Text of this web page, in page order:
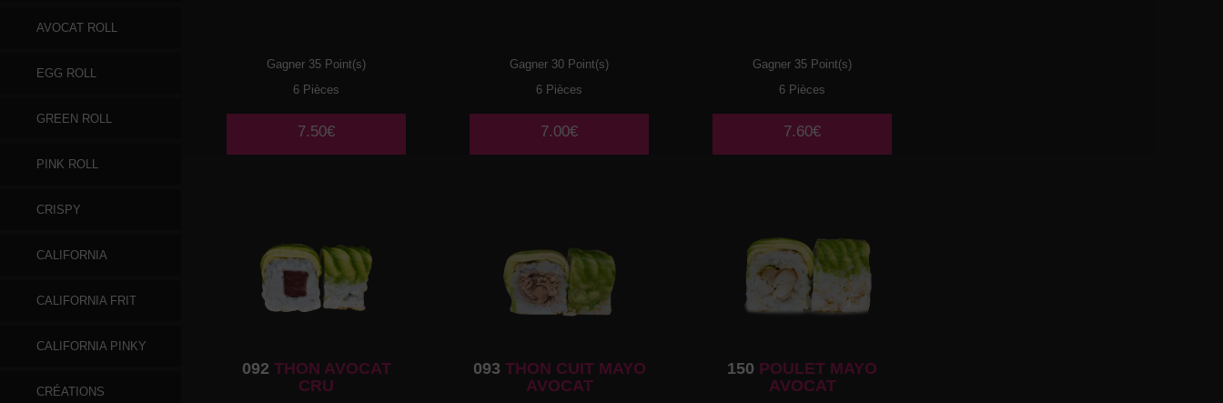
AVOCAT ROLL
EGG ROLL
GREEN ROLL
PINK ROLL
CRISPY
CALIFORNIA
CALIFORNIA FRIT
CALIFORNIA PINKY
CRÉATIONS
Gagner 35 Point(s)
6 Pièces
7.50€
Gagner 30 Point(s)
6 Pièces
7.00€
Gagner 35 Point(s)
6 Pièces
7.60€
092 THON AVOCAT
CRU
093 THON CUIT MAYO
AVOCAT
150 POULET MAYO
AVOCAT